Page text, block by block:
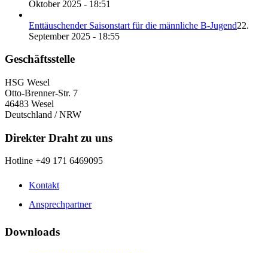
Oktober 2025 - 18:51
Enttäuschender Saisonstart für die männliche B-Jugend22.
September 2025 - 18:55
Geschäftsstelle
HSG Wesel
Otto-Brenner-Str. 7
46483 Wesel
Deutschland / NRW
Direkter Draht zu uns
Hotline +49 171 6469095
Kontakt
Ansprechpartner
Downloads